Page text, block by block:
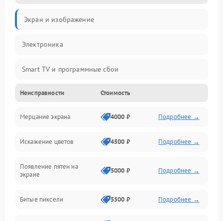
Экран и изображение
Электроника
Smart TV и программные сбои
Питание и запуск
Подсветка и LED-модули
Звук и аудиосистема
Сигнал и приём каналов
Неисправности Стоимость
Мерцание экрана 4000 ₽ Подробнее →
Искажение цветов 4500 ₽ Подробнее →
Появление пятен на
экране
5000 ₽ Подробнее →
Битые пиксели 5500 ₽ Подробнее →